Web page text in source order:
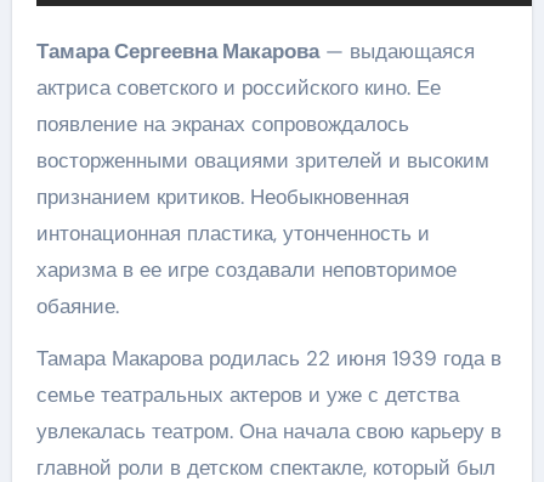
Тамара Сергеевна Макарова— выдающаяся
актриса советского и российского кино. Ее
появление на экранах сопровождалось
восторженными овациями зрителей и высоким
признанием критиков. Необыкновенная
интонационная пластика, утонченность и
харизма в ее игре создавали неповторимое
обаяние.
Тамара Макарова родилась 22 июня 1939 года в
семье театральных актеров и уже с детства
увлекалась театром. Она начала свою карьеру в
главной роли в детском спектакле, который был